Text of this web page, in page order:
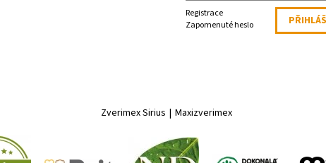
Registrace
Zapomenuté heslo
Zverimex Sirius | Maxizverimex